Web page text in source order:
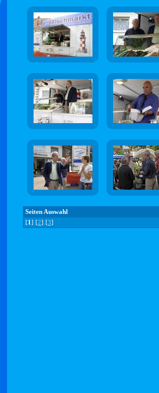
Seiten Auswahl
[1 ] [2] [3]